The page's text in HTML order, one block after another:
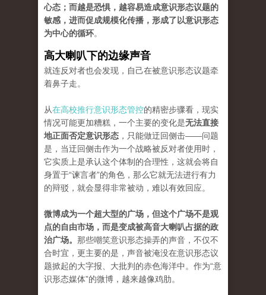
心态；而越是恐惧，越容易造成意识形态议题的
敏感，进而促成规模化传播，形成了以意识形态
为中心的循环。
高大喇叭下的边缘声音
就连反对者也会发现，自己在被意识形态议题牵
着鼻子走。
从在高校推行意识形态管控的精密步骤看，现实
情况可能更加糟糕，一个主要的变化是无法直接
地正面否定意识形态 ，只能做迂回侧击——问题
是，当迂回侧击作为一个战略被反对者使用时，
它实质上是承认这个体制的合理性，这就会将自
身置于“谏言者”的角色，那么它就无法进行有力
的辩驳，就会显得非常被动，难以有效回应。
微博成为一个超大型的广场，但这个广场不是观
点的自由市场，而是变成被高音大喇叭占据的政
治广场。 那些嘲笑意识形态操弄的声音，不仅不
合时宜，更主要的是，声音被淹没在意识形态议
题掀起的大字报、大批判的赤色海洋中。作为“意
识形态媒体”的微博，越来越像鸡肋。